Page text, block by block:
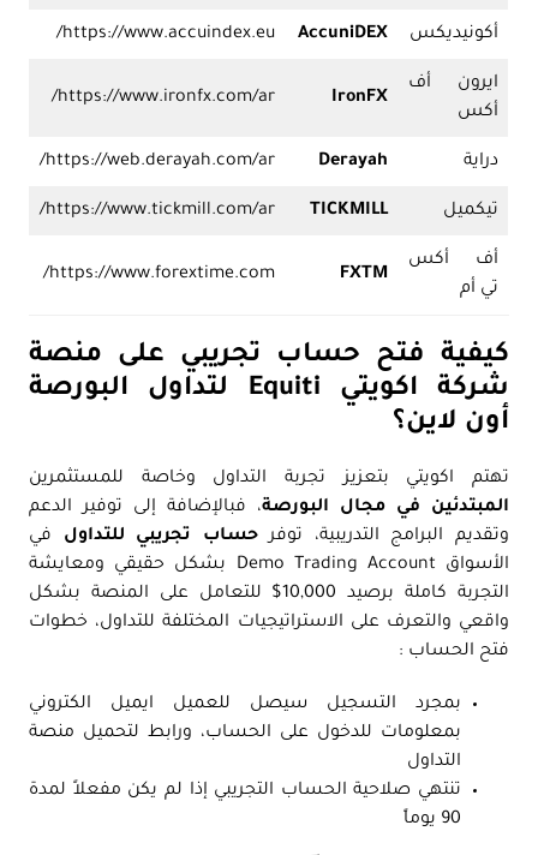
أكونيديكس AccuniDEX
https://www.accuindex.eu/
ايرون أف
أكس
IronFX
https://www.ironfx.com/ar/
دراية Derayah
https://web.derayah.com/ar/
تيكميل TICKMILL
https://www.tickmill.com/ar/
أف أكس
تي أم
FXTM
https://www.forextime.com/
كيفية فتح حساب تجريبي على منصة
شركة اكويتي Equiti لتداول البورصة
أون لاين؟
تهتم اكويتي بتعزيز تجربة التداول وخاصة للمستثمرين
المبتدئين في مجال البورصة، فبالإضافة إلى توفير الدعم
وتقديم البرامج التدريبية، توفرحساب تجريبي للتداول في
الأسواق Demo Trading Account بشكل حقيقي ومعايشة
التجربة كاملة برصيد 10,000$ للتعامل على المنصة بشكل
واقعي والتعرف على الاستراتيجيات المختلفة للتداول، خطوات
فتح الحساب :
بمجرد التسجيل سيصل للعميل ايميل الكتروني
بمعلومات للدخول على الحساب، ورابط لتحميل منصة
التداول
تنتهي صلاحية الحساب التجريبي إذا لم يكن مفعلاً لمدة
90 يوماً